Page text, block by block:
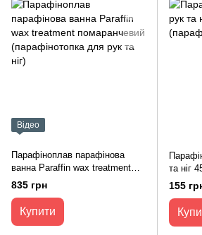
Відео
Парафіноплав парафінова
ванна Paraffin wax treatment
помаранчевий (парафінотопка
для рук та ніг)
835 грн
Купити
та ніг
155